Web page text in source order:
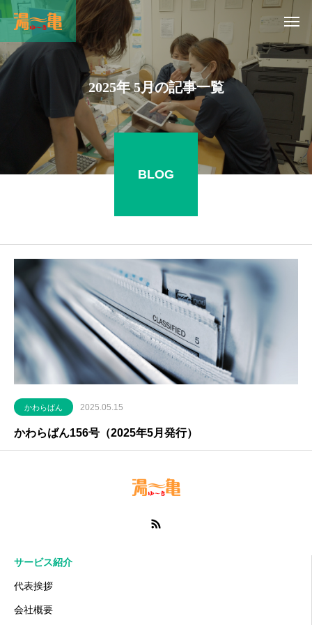
2025年 5月の記事一覧
BLOG
かわらばん 2025.05.15
かわらばん156号（2025年5月発行）
サービス紹介
代表挨拶
会社概要